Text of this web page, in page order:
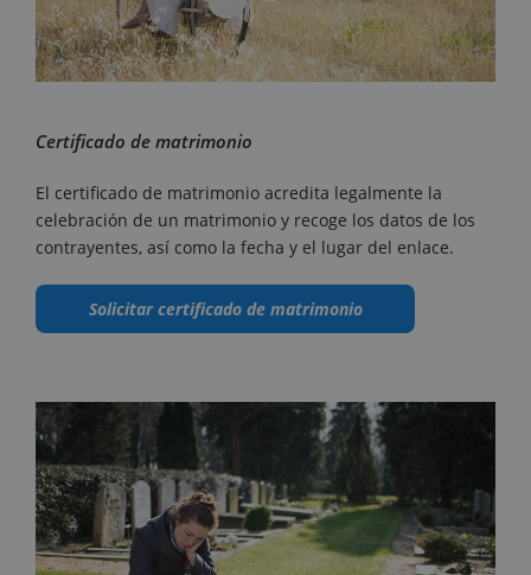
Certificado de matrimonio
El certificado de matrimonio acredita legalmente la
celebración de un matrimonio y recoge los datos de los
contrayentes, así como la fecha y el lugar del enlace.
Solicitar certificado de matrimonio